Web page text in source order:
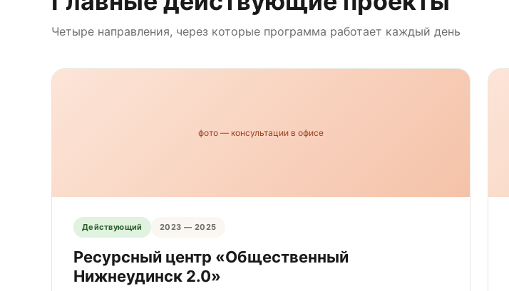
Четыре направления, через которые программа работает каждый день
фото — консультации в офисе
Действующий 2023 — 2025
Ресурсный центр «Общественный
Нижнеудинск 2.0»